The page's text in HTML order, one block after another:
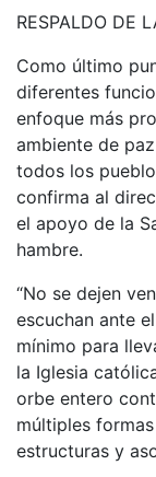
RESPALDO DE
Como último
diferentes
enfoque más
ambiente de
todos los
confirma al
el apoyo de la
hambre.
“No se dejen
escuchan ante
mínimo para
la Iglesia
orbe entero
múltiples
estructuras y